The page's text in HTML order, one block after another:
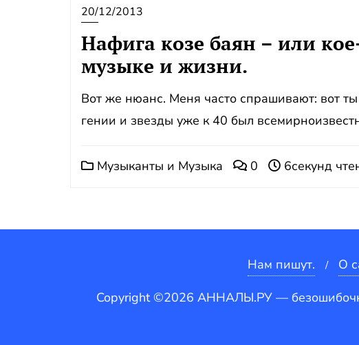
20/12/2013
Нафига козе баян – или
музыке и жизни.
Вот же нюанс. Меня часто спрашивают: вот
гении и звезды уже к 40 был
Музыканты и Музыка 0 6секунд
Нам пишут. О
Copyright ©2026 АННАЛЫ.РУ —